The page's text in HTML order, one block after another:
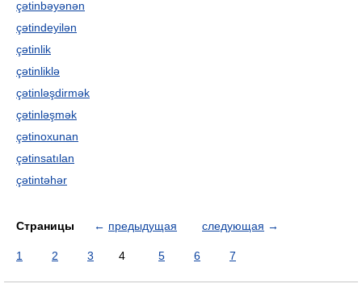
çətinbəyənən
çətindeyilən
çətinlik
çətinliklə
çətinləşdirmək
çətinləşmək
çətinoxunan
çətinsatılan
çətintəhər
Страницы ← предыдущая следующая →
1 2 3 4 5 6 7